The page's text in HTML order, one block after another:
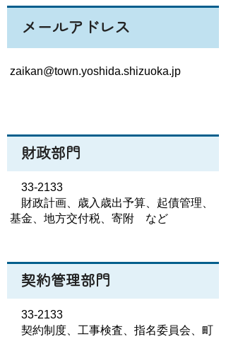
メールアドレス
zaikan@town.yoshida.shizuoka.jp
財政部門
33-2133
財政計画、歳入歳出予算、起債管理、
基金、地方交付税、寄附 など
契約管理部門
33-2133
契約制度、工事検査、指名委員会、町